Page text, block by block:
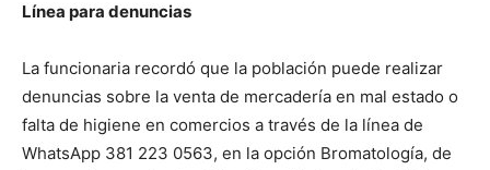
Línea para denuncias
La funcionaria recordó que la población puede realizar
denuncias sobre la venta de mercadería en mal estado o
falta de higiene en comercios a través de la línea de
WhatsApp 381 223 0563, en la opción Bromatología, de